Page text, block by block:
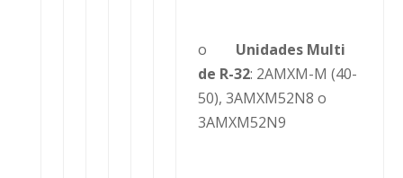
o Unidades Multi
de R-32: 2AMXM-M (40-
50), 3AMXM52N8 o
3AMXM52N9